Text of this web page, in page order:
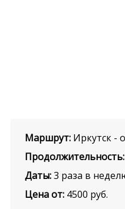
Маршрут: Иркутск -
Продолжительность:
Даты: 3 раза в
Цена от: 4500 руб.